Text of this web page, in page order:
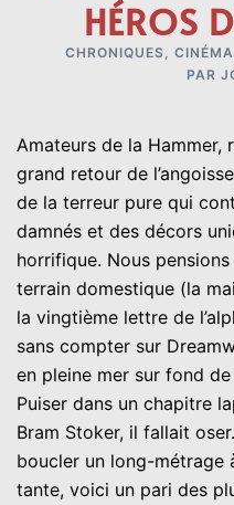
HÉROS
CHRONIQUES , CINÉMA
PAR
Amateurs de la Hammer,
grand retour de
de la terreur pure qui
damnés et des décors
horrifique. Nous
terrain domestique (la
la vingtième lettre de
sans compter sur
en pleine mer sur fond
Puiser dans un chapitre
Bram Stoker, il fallait
boucler un long-
tante, voici un pari des